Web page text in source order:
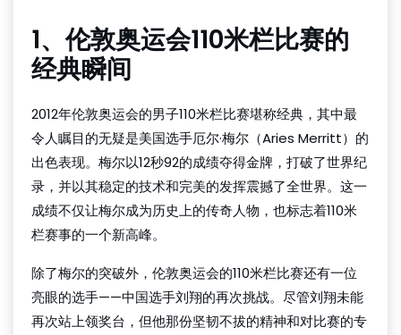
1、伦敦奥运会110米栏比赛的
经典瞬间
2012年伦敦奥运会的男子110米栏比赛堪称经典，其中最
令人瞩目的无疑是美国选手厄尔·梅尔（Aries Merritt）的
出色表现。梅尔以12秒92的成绩夺得金牌，打破了世界纪
录，并以其稳定的技术和完美的发挥震撼了全世界。这一
成绩不仅让梅尔成为历史上的传奇人物，也标志着110米
栏赛事的一个新高峰。
除了梅尔的突破外，伦敦奥运会的110米栏比赛还有一位
亮眼的选手——中国选手刘翔的再次挑战。尽管刘翔未能
再次站上领奖台，但他那份坚韧不拔的精神和对比赛的专